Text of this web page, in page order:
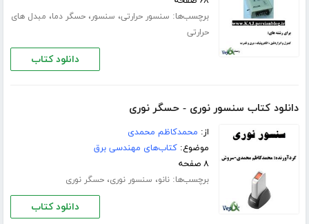
برچسب‌ها: سنسور حرارتی، سنسور،حسگر دما، مبدل های
حرارتی
دانلود کتاب
دانلود کتاب سنسور نوری - حسگر نوری
از: محمدکاظم محمدی
موضوع:کتاب‌های مهندسی برق
۸ صفحه
برچسب‌ها:نانو، سنسور نوری،حسگر نوری
دانلود کتاب